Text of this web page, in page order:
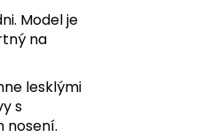
Model je
na
lesklými
s
nosení.